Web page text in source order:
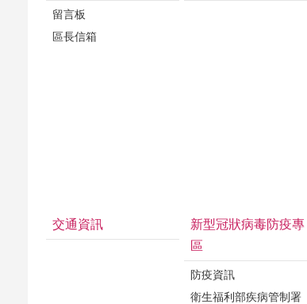
留言板
區長信箱
交通資訊
新型冠狀病毒防疫專
區
防疫資訊
衛生福利部疾病管制署